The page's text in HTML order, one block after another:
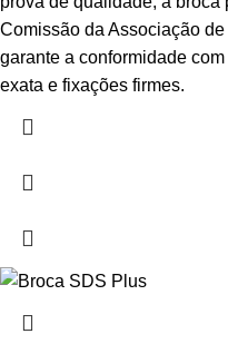
Comissão da Associação
garante a conformidade
exata e fixações firmes.